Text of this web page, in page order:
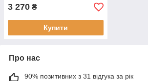
3 270 ₴
Купити
Про нас
90% позитивних з 31 відгука за рік